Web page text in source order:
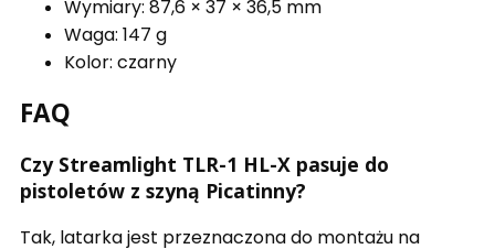
Wymiary: 87,6 × 37 × 36,5 mm
Waga: 147 g
Kolor: czarny
FAQ
Czy Streamlight TLR-1 HL-X pasuje do
pistoletów z szyną Picatinny?
Tak, latarka jest przeznaczona do montażu na